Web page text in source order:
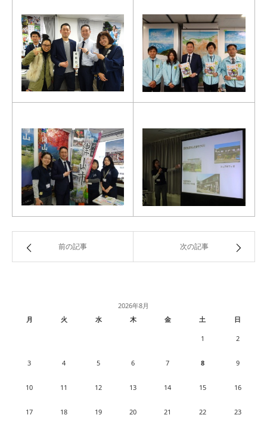
前の記事 次の記事
2026年8月
月
火 水 木 金 土 日
1 2
3 4 5 6 7 8 9
10 11 12 13 14 15 16
17 18 19 20 21 22 23